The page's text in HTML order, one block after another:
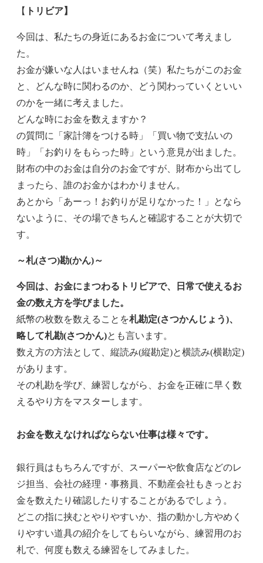
【 トリビア】
今回は、私たちの身近にあるお金について考えまし
た。
お金が嫌いな人はいませんね（笑）私たちがこのお金
と、どんな時に関わるのか、どう関わっていくといい
のかを一緒に考えました。
どんな時にお金を数えますか？
の質問に「家計簿をつける時」「買い物で支払いの
時」「お釣りをもらった時」という意見が出ました。
財布の中のお金は自分のお金ですが、財布から出てし
まったら、誰のお金かはわかりません。
あとから「あーっ！お釣りが足りなかった！」となら
ないように、その場できちんと確認することが大切で
す。
～札(さつ)勘(かん)～
今回は、お金にまつわるトリビアで、日常で使えるお
金の数え方を学びました。
紙幣の枚数を数えることを札勘定(さつかんじょう)、
略して札勘(さつかん)とも言います。
数え方の方法として、縦読み(縦勘定)と横読み(横勘定)
があります。
その札勘を学び、練習しながら、お金を正確に早く数
えるやり方をマスターします。
お金を数えなければならない仕事は様々です。
銀行員はもちろんですが、スーパーや飲食店などのレ
ジ担当、会社の経理・事務員、不動産会社もきっとお
金を数えたり確認したりすることがあるでしょう。
どこの指に挟むとやりやすいか、指の動かし方やめく
りやすい道具の紹介をしてもらいながら、練習用のお
札で、何度も数える練習をしてみました。